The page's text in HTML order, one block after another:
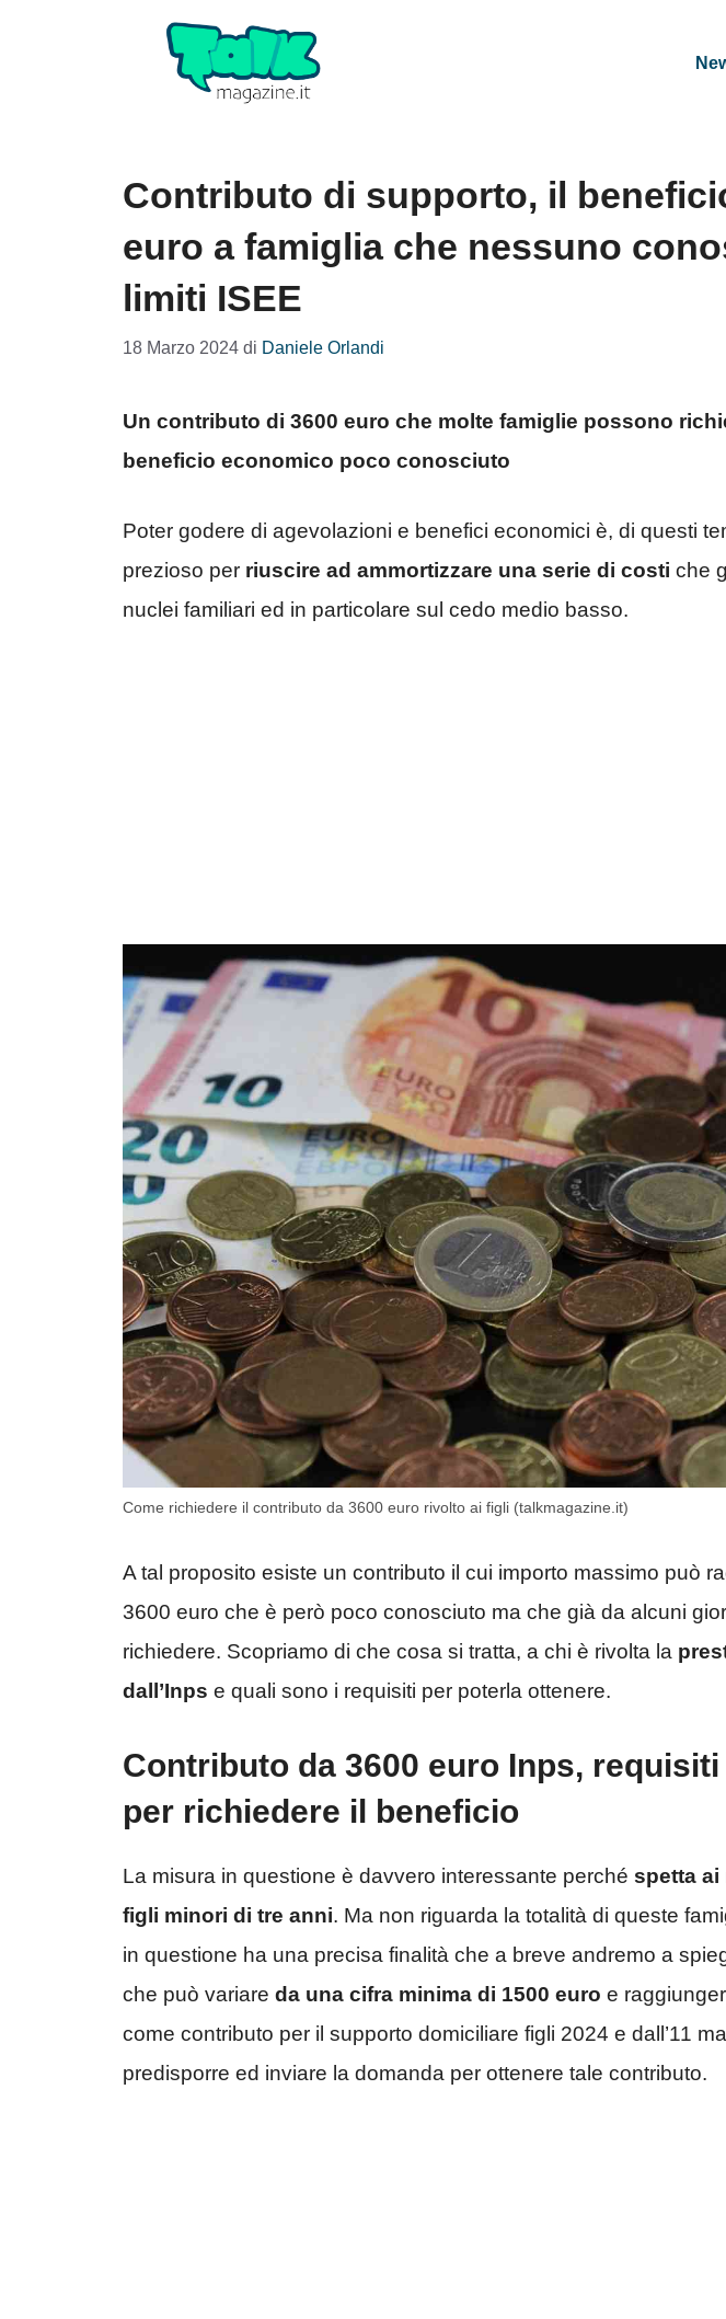
Contributo di supporto, il
euro a famiglia che nessuno
limiti ISEE
18 Marzo 2024 di Daniele Orlandi
Un contributo di 3600 euro che molte famiglie possono
beneficio economico poco conosciuto
Poter godere di agevolazioni e benefici economici è, di questi
prezioso per riuscire ad ammortizzare una serie di costi che
nuclei familiari ed in particolare sul cedo medio basso.
Come richiedere il contributo da 3600 euro rivolto ai figli (talkmagazine.it)
A tal proposito esiste un contributo il cui importo massimo può
3600 euro che è però poco conosciuto ma che già da alcuni
richiedere. Scopriamo di che cosa si tratta, a chi è rivolta la
dall’Inps e quali sono i requisiti per poterla ottenere.
Contributo da 3600 euro Inps,
per richiedere il beneficio
La misura in questione è davvero interessante perché spetta ai
figli minori di tre anni. Ma non riguarda la totalità di queste
in questione ha una precisa finalità che a breve andremo a
che può variare da una cifra minima di 1500 euro e
come contributo per il supporto domiciliare figli 2024 e dall’11
predisporre ed inviare la domanda per ottenere tale contributo.